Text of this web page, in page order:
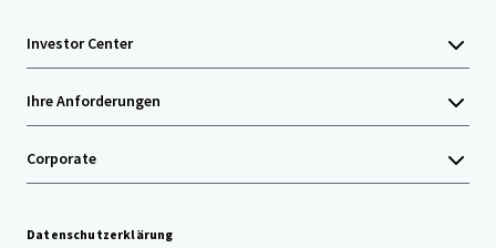
Investor Center
Ihre Anforderungen
Corporate
Datenschutzerklärung